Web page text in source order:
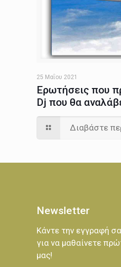
25 Μαΐου 2021
Ερωτήσεις που
Dj που θα
Διαβάστε
Newsletter
Κάντε την εγγραφή
για να μαθαίνετε
μας!